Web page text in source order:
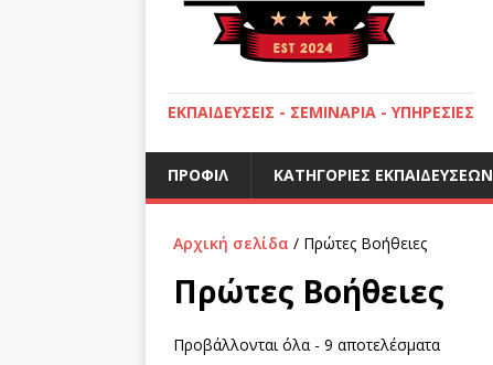
ΕΚΠΑΙΔΕΎΣΕΙΣ - ΣΕΜΙΝΆΡΙΑ - ΥΠΗΡΕΣΊΕΣ
ΠΡΟΦΊΛ ΚΑΤΗΓΟΡΊΕΣ ΕΚΠΑΙΔΕΎΣΕΩΝ
Αρχική σελίδα / Πρώτες Βοήθειες
Πρώτες Βοήθειες
Προβάλλονται όλα - 9 αποτελέσματα